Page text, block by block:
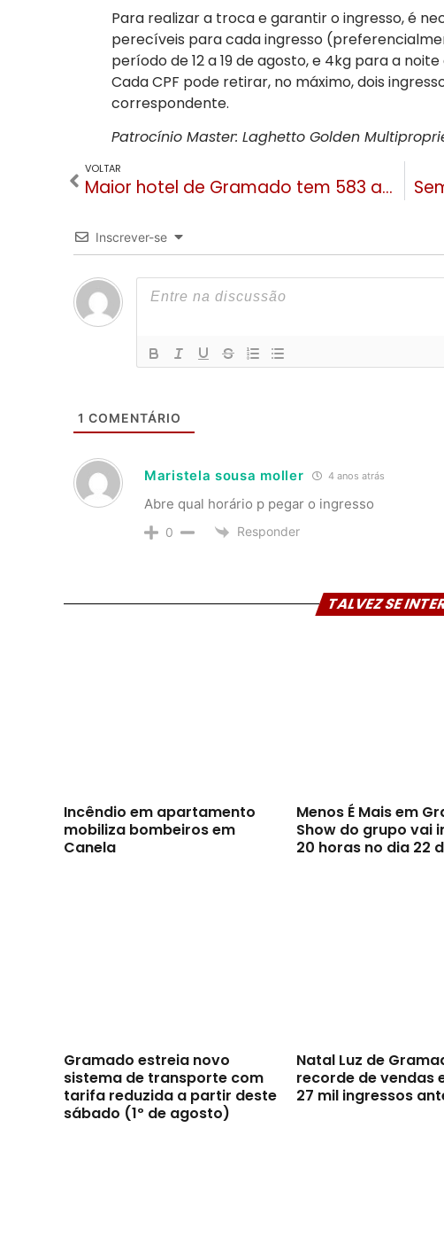
Para realizar a troca e garantir o ingresso, é
perecíveis para cada ingresso
período de 12 a 19 de agosto, e 4kg para a
Cada CPF pode retirar, no máximo, dois
correspondente.
Patrocínio Master: Laghetto Golden
VOLTAR
Maior hotel de Gramado tem 583 apartamentos e 56 mil metros quadrados
Inscrever-se
1 COMENTÁRIO
Maristela sousa moller 4 anos atrás
Abre qual horário p pegar o ingresso
0 Responder
TALVEZ SE
Incêndio em apartamento
mobiliza bombeiros em
Canela
Menos É Mais em
Show do grupo vai
20 horas no dia 22
Gramado estreia novo
sistema de transporte com
tarifa reduzida a partir deste
sábado (1º de agosto)
Natal Luz de
recorde de vendas
27 mil ingressos